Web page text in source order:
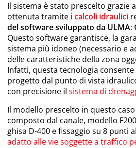
Il sistema è stato prescelto grazie
ottenuta tramite i calcoli idraulici
del software sviluppato da ULMA:
Questo software garantisce, la
sistema più idoneo (necessario e
delle caratteristiche della zona
Infatti, questa tecnologia
progetto dal punto di vista
con precisione il sistema di
Il modello prescelto in questo
composto dal canale, modello
ghisa D-400 e fissaggio su 8 punti
adatto alle vie soggette a traffico